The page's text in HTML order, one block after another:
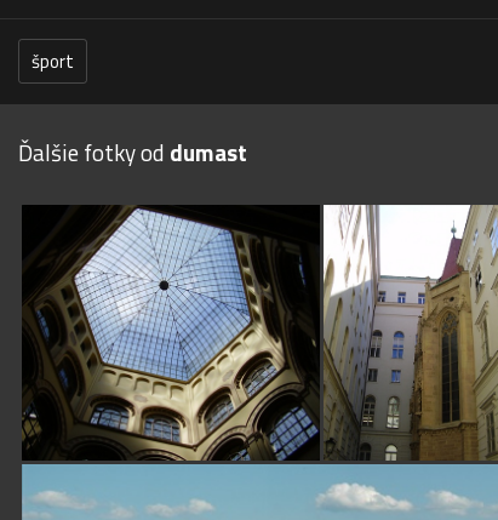
šport
Ďalšie fotky od dumast